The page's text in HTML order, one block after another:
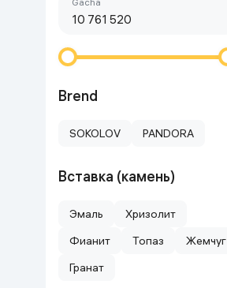
Go‘zallik va parvarish
O'yin uchun texnika
Sport tovarlari
Avtotovarlar
Bolalar buyumlari
Brend
SOKOLOV PANDORA
Вставка (камень)
Эмаль
Хризолит
Фианит
Топаз
Жемчуг
Гранат